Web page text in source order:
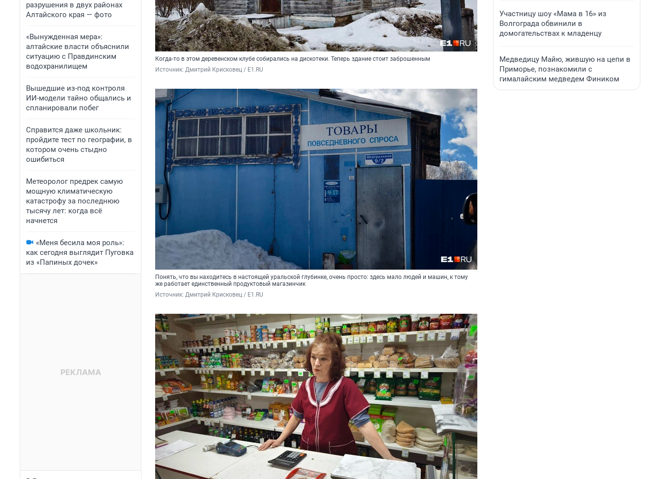
разрушения в двух районах
Алтайского края — фото
«Вынужденная мера»:
алтайские власти объяснили
ситуацию с Правдинским
водохранилищем
Вышедшие из-под контроля
ИИ-модели тайно общались и
спланировали побег
Справится даже школьник:
пройдите тест по географии, в
котором очень стыдно
ошибиться
Метеоролог предрек самую
мощную климатическую
катастрофу за последнюю
тысячу лет: когда всё
начнется
«Меня бесила моя роль»:
как сегодня выглядит Пуговка
из «Папиных дочек»
Когда-то в этом деревенском клубе собирались на дискотеки. Теперь здание стоит заброшенным
Источник: Дмитрий Крисковец / E1.RU
Понять, что вы находитесь в настоящей уральской глубинке, очень просто: здесь мало людей и машин, к тому
же работает единственный продуктовый магазинчик
Источник: Дмитрий Крисковец / E1.RU
Участницу шоу «Мама в 16» из
Волгограда обвинили в
домогательствах к младенцу
Медведицу Майю, жившую на цепи в
Приморье, познакомили с
гималайским медведем Фиником